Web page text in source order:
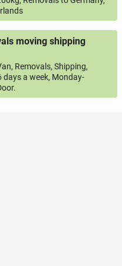
moving shipping
Removals, Shipping,
a week, Monday-